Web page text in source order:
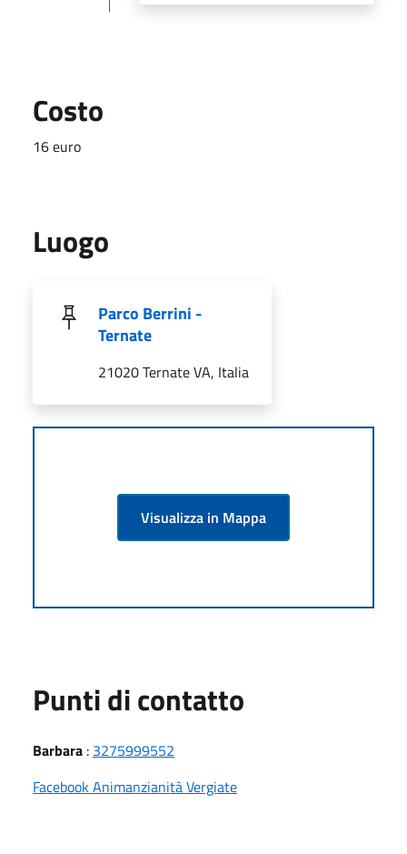
Costo
16 euro
Luogo
Parco Berrini -
Ternate
21020 Ternate VA, Italia
Visualizza in Mappa
Punti di contatto
Barbara : 3275999552
Facebook Animanzianità Vergiate